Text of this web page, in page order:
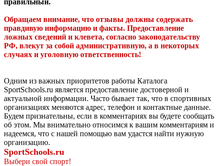
Обращаем внимание, что отзывы должны содержать
правдивую информацию и факты. Предоставление
ложных сведений и клевета, согласно законодательству
РФ, влекут за собой административную, а в некоторых
случаях и уголовную ответственность!
Одним из важных приоритетов работы Каталога
SportSchools.ru является предоставление достоверной и
актуальной информации. Часто бывает так, что в спортивных
организациях меняются адрес, телефон и контактные данные.
Будем признательны, если в комментариях вы будете сообщать
об этом. Мы внимательно относимся к вашим комментариям и
надеемся, что с нашей помощью вам удастся найти нужную
организацию.
SportSchools.ru
Выбери свой спорт!